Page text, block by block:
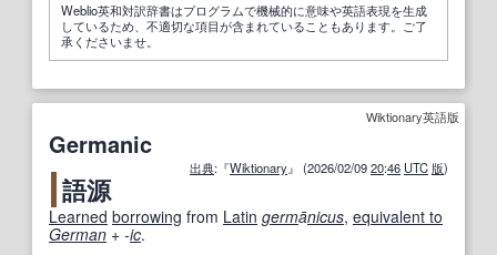
Weblio英和対訳辞書はプログラムで機械的に意味や英語表現を生成
しているため、不適切な項目が含まれていることもあります。ご了
承くださいませ。
Wiktionary英語版
Germanic
出典:『Wiktionary』 (2026/02/0920:46 UTC 版)
語源
Learned borrowing from Latin germānicus, equivalent to
German +‎ -ic.